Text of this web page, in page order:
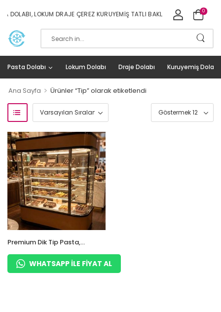
DOLABI, LOKUM DRAJE ÇEREZ KURUYEMIŞ TATLI BAKLAVA DOLAPLARI 0
Pasta Dolabı Lokum Dolabı Draje Dolabı Kuruyemiş Dolabı
Ana Sayfa > Ürünler “Tip” olarak etiketlendi
Premium Dik Tip Pasta,
Dolabı WHATSAPP ILE FIYAT AL